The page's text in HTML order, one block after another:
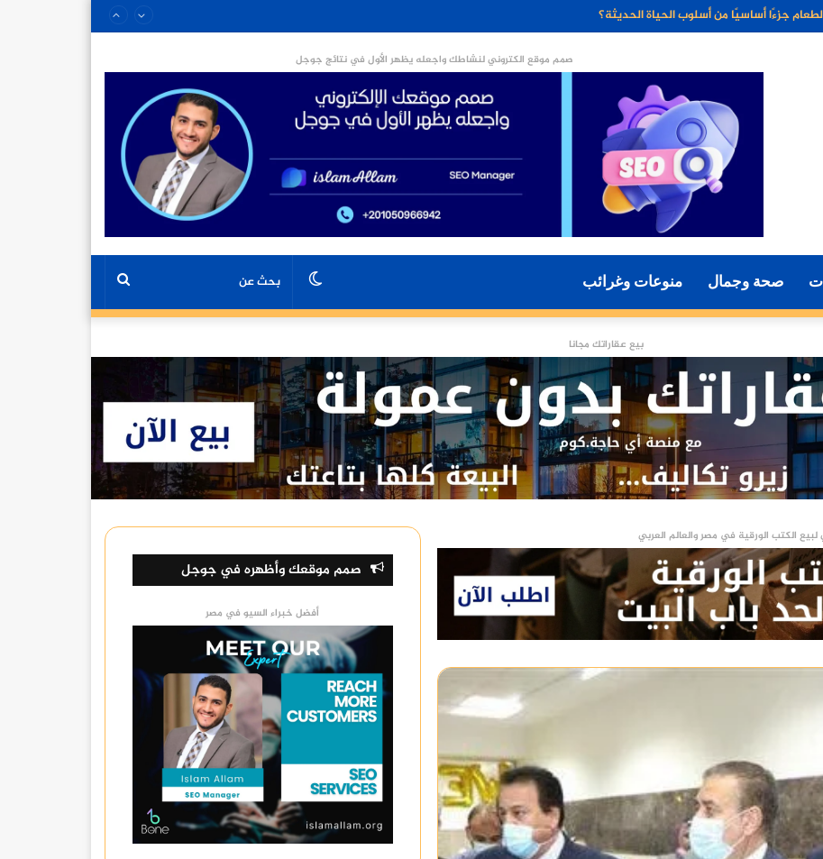
الاصطناعي مستقبل التسويق الرقمي؟
صمم موقع الكتروني لنشاطك واجعله يظهر الأول في نتائج جوجل
صحة وجمال منوعات وغرائب الوضع
بيع عقاراتك مجانا
الكتب الورقية في مصر والعالم العربي
صمم موقعك وأظهره في جوجل
أفضل خبراء السيو في مصر